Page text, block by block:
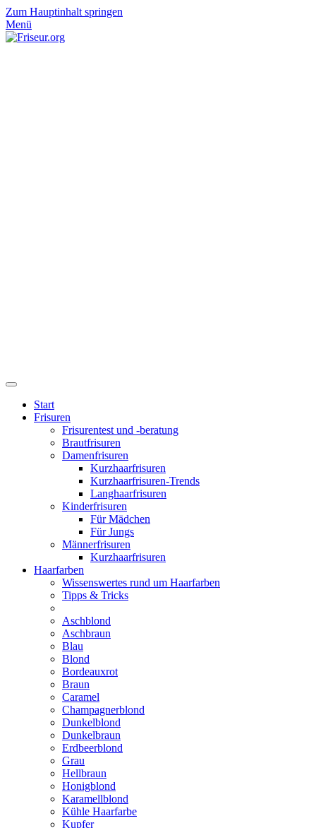
Zum Hauptinhalt springen
Menü
Start
Frisuren
Frisurentest und -beratung
Brautfrisuren
Damenfrisuren
Kurzhaarfrisuren
Kurzhaarfrisuren-Trends
Langhaarfrisuren
Kinderfrisuren
Für Mädchen
Für Jungs
Männerfrisuren
Kurzhaarfrisuren
Haarfarben
Wissenswertes rund um Haarfarben
Tipps & Tricks
Aschblond
Aschbraun
Blau
Blond
Bordeauxrot
Braun
Caramel
Champagnerblond
Dunkelblond
Dunkelbraun
Erdbeerblond
Grau
Hellbraun
Honigblond
Karamellblond
Kühle Haarfarbe
Kupfer